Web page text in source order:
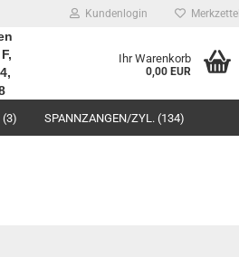
Kundenlogin Merkzettel
Ihr Warenkorb
0,00 EUR
(3) SPANNZANGEN/ZYL. (134)